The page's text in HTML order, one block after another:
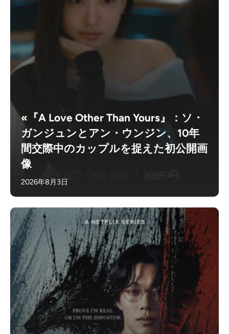
«『A Love Other Than Yours』：ソ・
ガンジュンとアン・ウンジン、10年
間交際中のカップルを捉えた初公開画
像
2026年8月3日